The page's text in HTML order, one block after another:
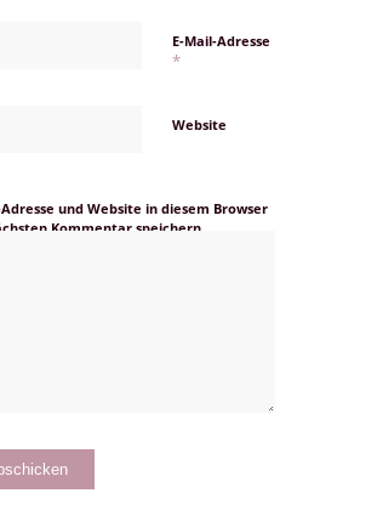
E-Mail-Adresse
*
Website
und Website in diesem Browser
Kommentar speichern.